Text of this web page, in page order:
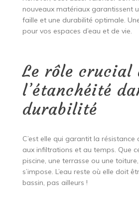
nouveaux matériaux garantissent
faille et une durabilité optimale.
pour vos espaces d’eau et de vie.
Le rôle crucial
l’étanchéité
durabilité
C’est elle qui garantit la résistance
aux infiltrations et au temps. Que
piscine, une terrasse ou une
s’impose. L’eau reste où elle doit
bassin, pas ailleurs !